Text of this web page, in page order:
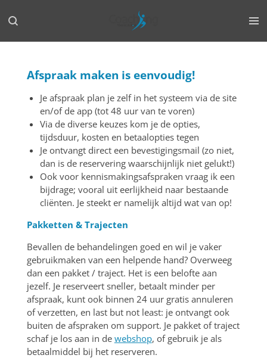
direct
Afspraak maken is eenvoudig!
Je afspraak plan je zelf in het systeem via de site
en/of de app (tot 48 uur van te voren)
Via de diverse keuzes kom je de opties,
tijdsduur, kosten en betaalopties tegen
Je ontvangt direct een bevestigingsmail (zo niet,
dan is de reservering waarschijnlijk niet gelukt!)
Ook voor kennismakingsafspraken vraag ik een
bijdrage; vooral uit eerlijkheid naar bestaande
cliënten. Je steekt er namelijk altijd wat van op!
Pakketten & Trajecten
Bevallen de behandelingen goed en wil je vaker
gebruikmaken van een helpende hand? Overweeg
dan een pakket / traject. Het is een belofte aan
jezelf. Je reserveert sneller, betaalt minder per
afspraak, kunt ook binnen 24 uur gratis annuleren
of verzetten, en last but not least: je ontvangt ook
buiten de afspraken om support. Je pakket of traject
schaf je los aan in de webshop, of gebruik je als
betaalmiddel bij het reserveren.